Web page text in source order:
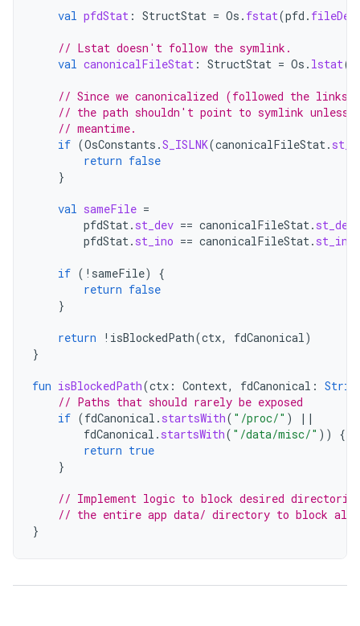
val pfdStat : StructStat = Os . fstat(pfd .
// Lstat doesn't follow the symlink.
val canonicalFileStat : StructStat = Os . lstat(
// Since we canonicalized (followed the
// the path shouldn't point to symlink unless
// meantime.
if (OsConstants .S_ISLNK(canonicalFileStat.
return false
}
val sameFile =
pfdStat. st_dev == canonicalFileStat. st_dev
pfdStat. st_ino == canonicalFileStat. st_ino
if ( ! sameFile)
{
return false
}
return ! isBlockedPath(ctx, fdCanonical)
}
fun isBlockedPath(ctx : Context, fdCanonical :
// Paths that should rarely be exposed
if (fdCanonical . startsWith( "/proc/" )
||
fdCanonical . startsWith( "/data/misc/" ))
{
return true
}
// Implement logic to block desired
// the entire app data/ directory to block all
}